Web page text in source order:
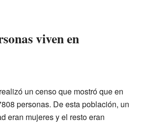
viven en
un censo que mostró que en
personas. De esta población, un
eran mujeres y el resto eran